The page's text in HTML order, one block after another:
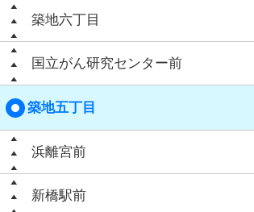
築地六丁目
国立がん研究センター前
築地五丁目
浜離宮前
新橋駅前